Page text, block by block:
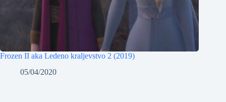
Frozen II aka Ledeno kraljevstvo 2 (2019)
05/04/2020